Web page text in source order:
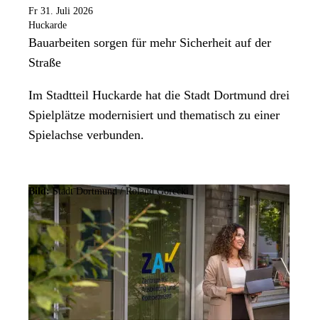
Fr 31. Juli 2026
Huckarde
Bauarbeiten sorgen für mehr Sicherheit auf der
Straße
Im Stadtteil Huckarde hat die Stadt Dortmund drei
Spielplätze modernisiert und thematisch zu einer
Spielachse verbunden.
Bild:Stadt Dortmund / Roland Gorecki